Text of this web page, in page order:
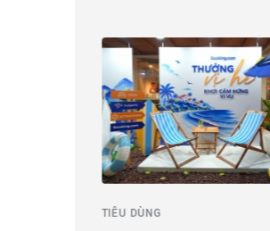
TIÊU DÙNG